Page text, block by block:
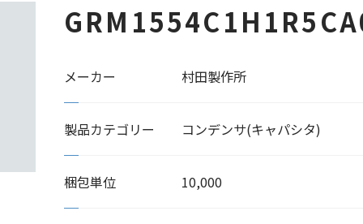
メーカー 村田製作所
製品カテゴリー コンデンサ(キャパシタ)
梱包単位 10,000